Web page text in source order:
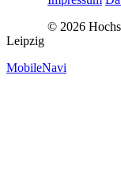
© 2026
Leipzig
MobileNavi